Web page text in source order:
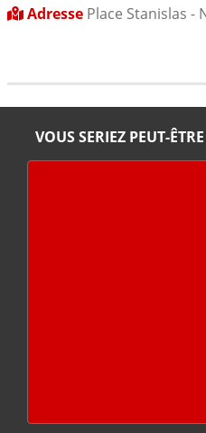
Adresse Place Stanislas -
VOUS SERIEZ PEUT-